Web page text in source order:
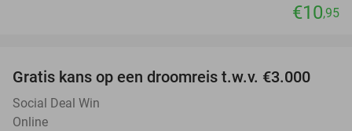
€10,95
Gratis kans op een droomreis t.w.v. €3.000
Social Deal Win
Online